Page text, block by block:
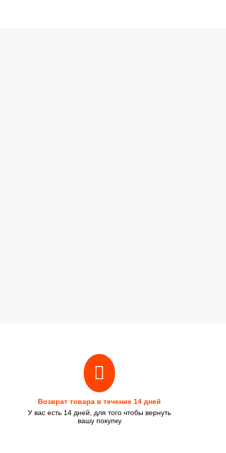
Возврат товара в течение 14 дней
У вас есть 14 дней, для того чтобы вернуть
вашу покупку